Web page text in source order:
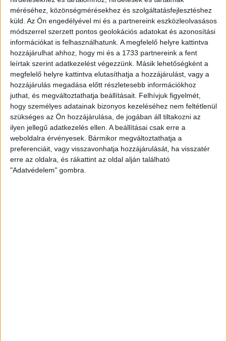
méréséhez, közönségmérésekhez és szolgáltatásfejlesztéshez
küld. Az Ön engedélyével mi és a partnereink eszközleolvasásos
módszerrel szerzett pontos geolokációs adatokat és azonosítási
információkat is felhasználhatunk. A megfelelő helyre kattintva
hozzájárulhat ahhoz, hogy mi és a 1733 partnereink a fent
leírtak szerint adatkezelést végezzünk. Másik lehetőségként a
megfelelő helyre kattintva elutasíthatja a hozzájárulást, vagy a
hozzájárulás megadása előtt részletesebb információkhoz
juthat, és megváltoztathatja beállításait. Felhívjuk figyelmét,
hogy személyes adatainak bizonyos kezeléséhez nem feltétlenül
szükséges az Ön hozzájárulása, de jogában áll tiltakozni az
ilyen jellegű adatkezelés ellen. A beállításai csak erre a
weboldalra érvényesek. Bármikor megváltoztathatja a
preferenciáit, vagy visszavonhatja hozzájárulását, ha visszatér
erre az oldalra, és rákattint az oldal alján található
"Adatvédelem" gombra.
hazudott NERsevik diktatúrában
2026. május 24.
Tóth Mari meg az ifj. Noszty jr. –
NERnyikek a transzilván arisztokrácia-
vásárlás hübriszében
2026. május 8.
A király beszéde – 250 évvel az amerikai
függetlenségi háború után a brit uralkodó
állami látogatáson járt Washingtonban
KÖVESS MINKET VAGYLÉPJ VELÜNK
KAPCSOLATBA!